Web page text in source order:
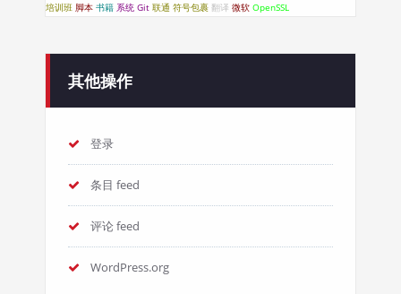
培训班 脚本 书籍 系统 Git 联通 符号包裹 翻译 微软 OpenSSL
其他操作
登录
条目 feed
评论 feed
WordPress.org